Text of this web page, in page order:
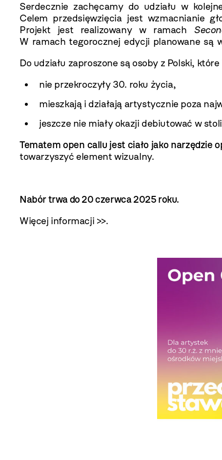
Serdecznie zachęcamy do udziału w
Celem przedsięwzięcia jest wzmacnianie
Projekt jest realizowany w ramach
W ramach tegorocznej edycji planowane są
Do udziału zaproszone są osoby z Polski, które
nie przekroczyły 30. roku życia,
mieszkają i działają artystycznie poza
jeszcze nie miały okazji debiutować w
Tematem open callu jest ciało jako narzędzie
towarzyszyć element wizualny.
Nabór trwa do 20 czerwca 2025 roku.
Więcej informacji >>.